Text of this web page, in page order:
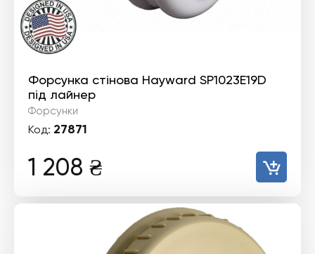
Форсунка стінова Hayward SP1023E19D
під лайнер
Форсунки
Код: 27871
1 208 ₴